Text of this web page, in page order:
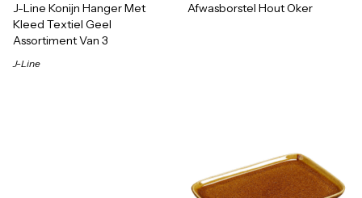
J-Line Konijn Hanger Met
Kleed Textiel Geel
Assortiment Van 3
J-Line
Afwasborstel Hout Oker